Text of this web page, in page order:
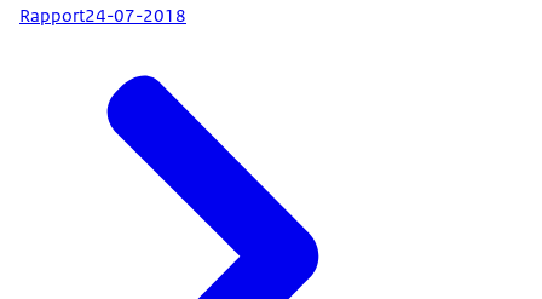
Rapport24-07-2018